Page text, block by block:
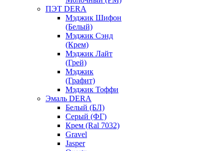
ПЭТ DERA
Мэджик Шифон
(Белый)
Мэджик Сэнд
(Крем)
Мэджик Лайт
(Грей)
Мэджик
(Графит)
Мэджик Тоффи
Эмаль DERA
Белый (БЛ)
Серый (ФГ)
Крем (Ral 7032)
Gravel
Jasper